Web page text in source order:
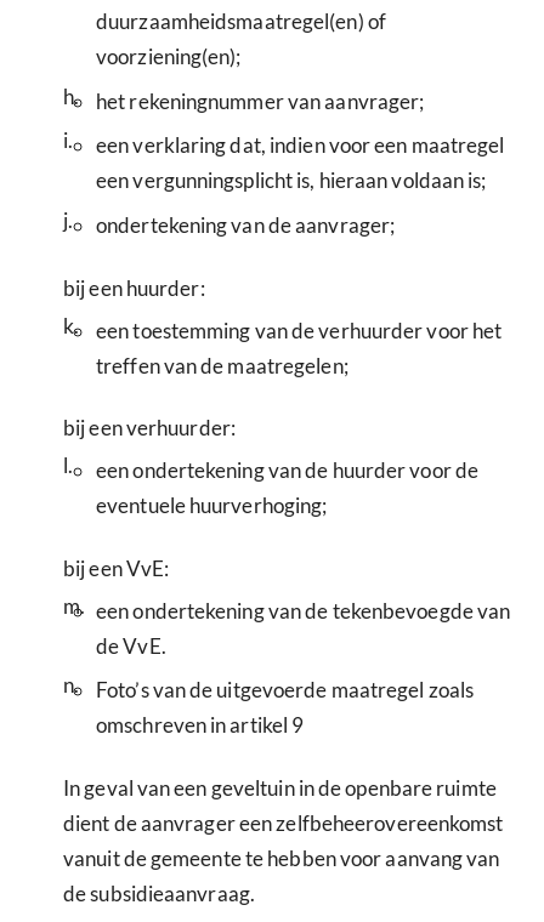
duurzaamheidsmaatregel(en) of
voorziening(en);
h.
het rekeningnummer van aanvrager;
i.
een verklaring dat, indien voor een maatregel
een vergunningsplicht is, hieraan voldaan is;
j.
ondertekening van de aanvrager;
bij een huurder:
k.
een toestemming van de verhuurder voor het
treffen van de maatregelen;
bij een verhuurder:
l.
een ondertekening van de huurder voor de
eventuele huurverhoging;
bij een VvE:
m. een ondertekening van de tekenbevoegde van
de VvE.
n.
Foto’s van de uitgevoerde maatregel zoals
omschreven in artikel 9
In geval van een geveltuin in de openbare ruimte
dient de aanvrager een zelfbeheerovereenkomst
vanuit de gemeente te hebben voor aanvang van
de subsidieaanvraag.